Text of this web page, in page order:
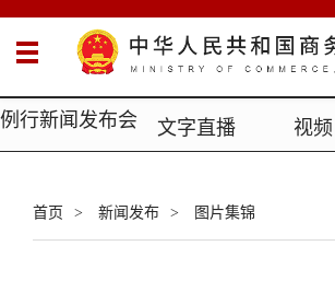
例行新闻发布会 文字直播 视频
首页 > 新闻发布 > 图片集锦